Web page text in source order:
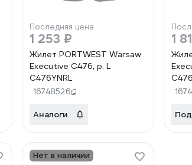
Последняя цена
1 253 ₽
Жилет PORTWEST Warsaw
Executive C476, р. L
C476YNRL
16748526
Аналоги
1
Нет в наличии